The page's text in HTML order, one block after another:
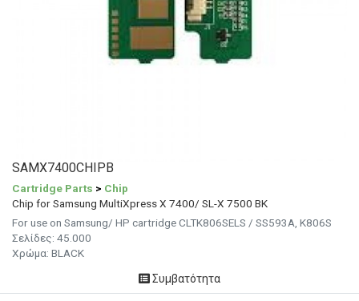
SAMX7400CHIPB
Cartridge Parts > Chip
Chip for Samsung MultiXpress X 7400/ SL-X 7500 BK
For use on Samsung/ HP cartridge CLTK806SELS / SS593A, K806S
Σελίδες: 45.000
Χρώμα: BLACK
Συμβατότητα